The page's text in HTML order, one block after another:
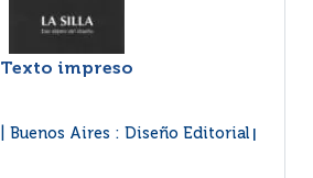
Texto impreso
Buenos Aires : Diseño Editorial